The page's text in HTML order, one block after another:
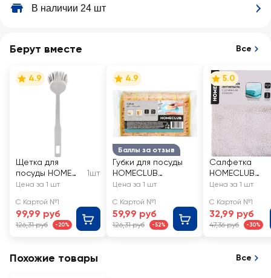
В наличии 24 шт
Берут вместе Все
4.9
Щетка для
посуды HOME
QUEEN круглая,
1шт
Цена за 1 шт
С Картой №1
99,99 руб
126,31 руб -20%
Баллы за отзыв
4.9
Губки для посуды
HOMECLUB
скругленные края,
9,5х6,5х3см, 5шт
Цена за 1 шт
С Картой №1
59,99 руб
126,31 руб -52%
5.0
Салфетка
HOMECLUB
30x30см анти
ворсом,
микрофибра,
Арт. 9128
Цена за 1 шт
С Картой №1
32,99 руб
47,36 руб -30%
Похожие товары Все